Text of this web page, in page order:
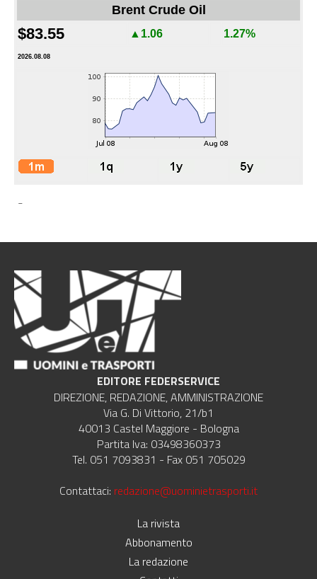
Brent Crude Oil
$83.55 ▲1.06 1.27%
2026.08.08
-
EDITORE FEDERSERVICE
DIREZIONE, REDAZIONE, AMMINISTRAZIONE
Via G. Di Vittorio, 21/b1
40013 Castel Maggiore - Bologna
Partita Iva: 03498360373
Tel. 051 7093831 - Fax 051 705029
Contattaci: redazione@uominietrasporti.it
La rivista
Abbonamento
La redazione